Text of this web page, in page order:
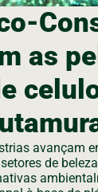
as
avançam
de